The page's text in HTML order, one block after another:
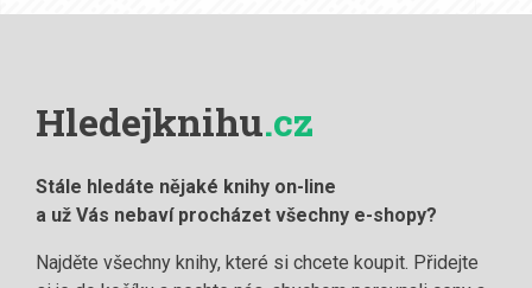
Hledejknihu.cz
Stále hledáte nějaké knihy on-line
a už Vás nebaví procházet všechny e-shopy?
Najděte všechny knihy, které si chcete koupit. Přidejte